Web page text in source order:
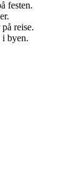
festen.
reise.
i byen.